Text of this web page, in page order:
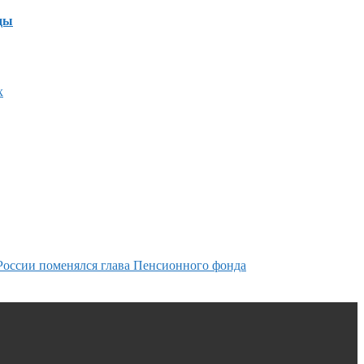
поменялся глава Пенсионного фонда